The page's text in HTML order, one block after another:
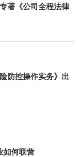
著《公司全程法律
防控操作实务》出
如何联营